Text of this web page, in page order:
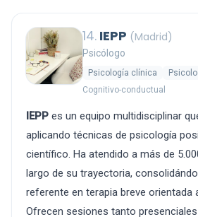
14. IEPP (Madrid)
Psicólogo
Psicología clínica
Cognitivo-conductual
IEPP es un equipo multidisciplinar
aplicando técnicas de psicología
científico. Ha atendido a más de
largo de su trayectoria,
referente en terapia breve orientada
Ofrecen sesiones tanto